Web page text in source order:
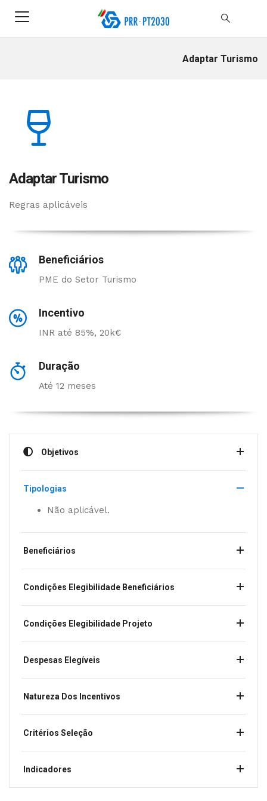
Adaptar Turismo
Adaptar Turismo
Regras aplicáveis
Beneficiários
PME do Setor Turismo
Incentivo
INR até 85%, 20k€
Duração
Até 12 meses
Objetivos
Tipologias
Não aplicável.
Beneficiários
Condições Elegibilidade Beneficiários
Condições Elegibilidade Projeto
Despesas Elegíveis
Natureza Dos Incentivos
Critérios Seleção
Indicadores